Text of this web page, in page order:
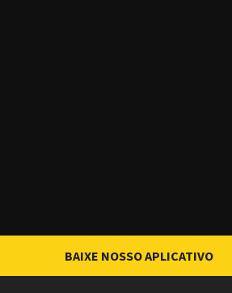
BAIXE NOSSO APLICATIVO